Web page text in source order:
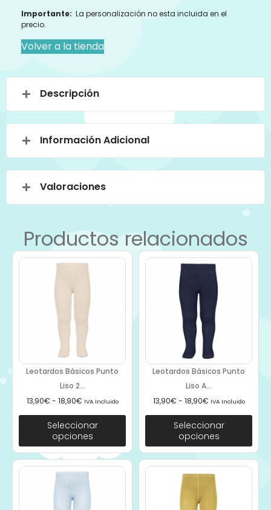
Importante: La personalización no esta incluida en el
precio.
Volver a la tienda
Descripción
Información Adicional
Valoraciones
Productos relacionados
Leotardos Básicos Punto
Liso 2...
13,90€ - 18,90€ IVA Incluido
Seleccionar
opciones
Leotardos Básicos Punto
Liso A...
13,90€ - 18,90€ IVA Incluido
Seleccionar
opciones